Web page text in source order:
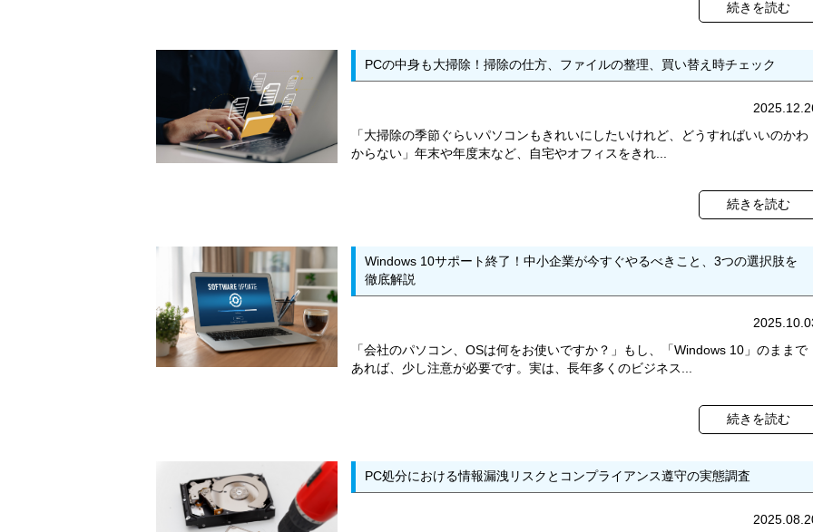
続きを読む
PCの中身も大掃除！掃除の仕方、ファイルの整理、買い替え時チェック
「大掃除の季節ぐらいパソコンもきれいにしたいけれど、どうすればいいのかわ
からない」年末や年度末など、自宅やオフィスをきれ...
続きを読む
Windows 10サポート終了！中小企業が今すぐやるべきこと、3つの選択肢を
徹底解説
「会社のパソコン、OSは何をお使いですか？」もし、「Windows 10」のままで
あれば、少し注意が必要です。実は、長年多くのビジネス...
続きを読む
PC処分における情報漏洩リスクとコンプライアンス遵守の実態調査